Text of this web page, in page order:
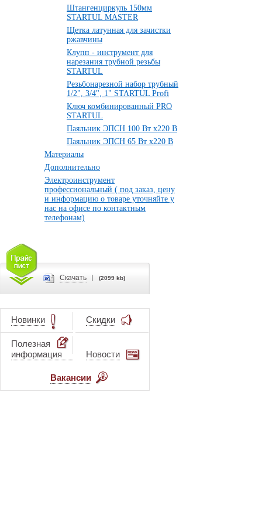
Штангенциркуль 150мм
STARTUL MASTER
Щетка латунная для зачистки
ржавчины
Клупп - инструмент для
нарезания трубной резьбы
STARTUL
Резьбонарезной набор трубный
1/2", 3/4", 1" STARTUL Profi
Ключ комбинированный PRO
STARTUL
Паяльник ЭПСН 100 Вт х220 В
Паяльник ЭПСН 65 Вт х220 В
Материалы
Дополнительно
Электроинструмент
профессиональный ( под заказ, цену
и информацию о товаре уточняйте у
нас на офисе по контактным
телефонам)
Cкачать (2099 kb)
Новинки Скидки
Полезная
информация
Новости
Вакансии